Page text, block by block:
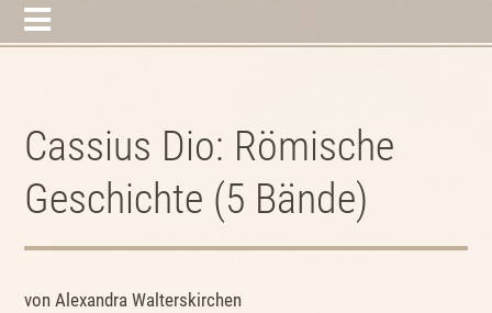
Cassius Dio: Römische
Geschichte (5 Bände)
von Alexandra Walterskirchen